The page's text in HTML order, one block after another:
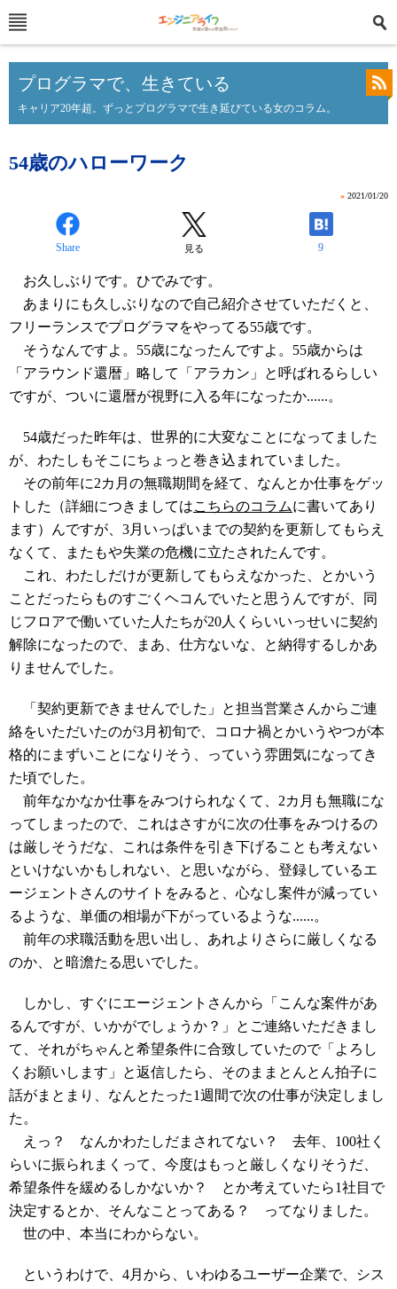
プログラマで、生きている
キャリア20年超。ずっとプログラマで生き延びている女のコラム。
54歳のハローワーク
» 2021/01/20
Share 見る 9
お久しぶりです。ひでみです。
あまりにも久しぶりなので自己紹介させていただくと、
フリーランスでプログラマをやってる55歳です。
そうなんですよ。55歳になったんですよ。55歳からは
「アラウンド還暦」略して「アラカン」と呼ばれるらしい
ですが、ついに還暦が視野に入る年になったか......。
54歳だった昨年は、世界的に大変なことになってました
が、わたしもそこにちょっと巻き込まれていました。
その前年に2カ月の無職期間を経て、なんとか仕事をゲッ
トした（詳細につきましてはこちらのコラムに書いてあり
ます）んですが、3月いっぱいまでの契約を更新してもらえ
なくて、またもや失業の危機に立たされたんです。
これ、わたしだけが更新してもらえなかった、とかいう
ことだったらものすごくヘコんでいたと思うんですが、同
じフロアで働いていた人たちが20人くらいいっせいに契約
解除になったので、まあ、仕方ないな、と納得するしかあ
りませんでした。
「契約更新できませんでした」と担当営業さんからご連
絡をいただいたのが3月初旬で、コロナ禍とかいうやつが本
格的にまずいことになりそう、っていう雰囲気になってき
た頃でした。
前年なかなか仕事をみつけられなくて、2カ月も無職にな
ってしまったので、これはさすがに次の仕事をみつけるの
は厳しそうだな、これは条件を引き下げることも考えない
といけないかもしれない、と思いながら、登録しているエ
ージェントさんのサイトをみると、心なし案件が減ってい
るような、単価の相場が下がっているような......。
前年の求職活動を思い出し、あれよりさらに厳しくなる
のか、と暗澹たる思いでした。
しかし、すぐにエージェントさんから「こんな案件があ
るんですが、いかがでしょうか？」とご連絡いただきまし
て、それがちゃんと希望条件に合致していたので「よろし
くお願いします」と返信したら、そのままとんとん拍子に
話がまとまり、なんとたった1週間で次の仕事が決定しまし
た。
えっ？ なんかわたしだまされてない？ 去年、100社く
らいに振られまくって、今度はもっと厳しくなりそうだ、
希望条件を緩めるしかないか？ とか考えていたら1社目で
決定するとか、そんなことってある？ ってなりました。
世の中、本当にわからない。
というわけで、4月から、いわゆるユーザー企業で、シス